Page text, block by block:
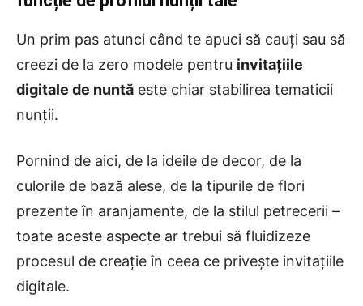
Un prim pas atunci când te apuci să cauți sau să
creezi de la zero modele pentru invitațiile
digitale de nuntă este chiar stabilirea tematicii
nunții.
Pornind de aici, de la ideile de decor, de la
culorile de bază alese, de la tipurile de flori
prezente în aranjamente, de la stilul petrecerii –
toate aceste aspecte ar trebui să fluidizeze
procesul de creație în ceea ce privește invitațiile
digitale.